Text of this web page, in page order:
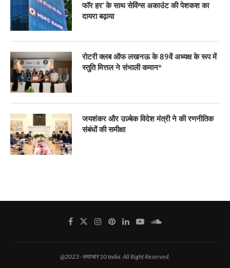
फॉर हर’ के साथ सेविंग्स अकाउंट की पेशकश का
दायरा बढ़ाया
रोटरी क्लब ऑफ लखनऊ के 89वें अध्यक्ष के रूप में
स्तुति मित्तल ने संभाली कमान*
जयशंकर और उज़्बेक विदेश मंत्री ने की रणनीतिक
संबंधों की समीक्षा
@2023 -समाचार 10 India. All Right Reserved.